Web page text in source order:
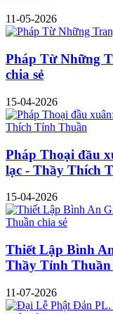
11-05-2026
Pháp Từ Những
chia sẻ
15-04-2026
Pháp Thoại đầu
lạc - Thầy Thích
15-04-2026
Thiết Lập Bình
Thầy Tỉnh Thuần
11-07-2026